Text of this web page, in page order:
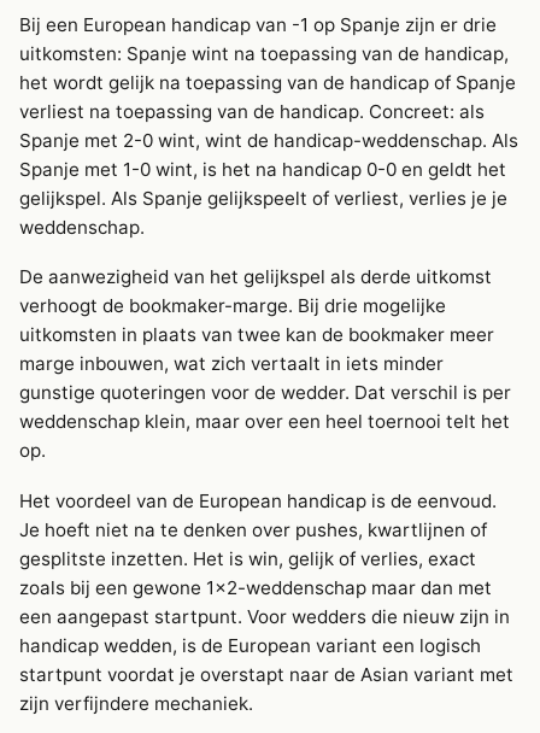
Bij een European handicap van -1 op Spanje zijn er drie
uitkomsten: Spanje wint na toepassing van de handicap,
het wordt gelijk na toepassing van de handicap of Spanje
verliest na toepassing van de handicap. Concreet: als
Spanje met 2-0 wint, wint de handicap-weddenschap. Als
Spanje met 1-0 wint, is het na handicap 0-0 en geldt het
gelijkspel. Als Spanje gelijkspeelt of verliest, verlies je je
weddenschap.
De aanwezigheid van het gelijkspel als derde uitkomst
verhoogt de bookmaker-marge. Bij drie mogelijke
uitkomsten in plaats van twee kan de bookmaker meer
marge inbouwen, wat zich vertaalt in iets minder
gunstige quoteringen voor de wedder. Dat verschil is per
weddenschap klein, maar over een heel toernooi telt het
op.
Het voordeel van de European handicap is de eenvoud.
Je hoeft niet na te denken over pushes, kwartlijnen of
gesplitste inzetten. Het is win, gelijk of verlies, exact
zoals bij een gewone 1×2-weddenschap maar dan met
een aangepast startpunt. Voor wedders die nieuw zijn in
handicap wedden, is de European variant een logisch
startpunt voordat je overstapt naar de Asian variant met
zijn verfijndere mechaniek.